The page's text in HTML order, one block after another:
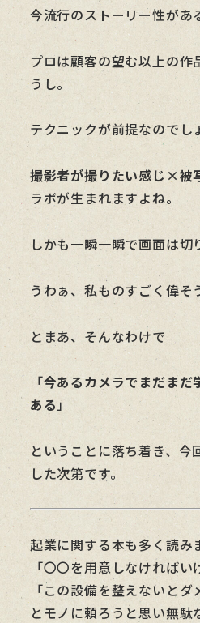
今流行のストーリー性があ
プロは顧客の望む以上の作
うし。
テクニックが前提なのでし
撮影者が撮りたい感じ×被
ラボが生まれますよね。
しかも一瞬一瞬で画面は切
うわぁ、私ものすごく偉そ
とまあ、そんなわけで
「今あるカメラでまだまだ
ある」
ということに落ち着き、今
した次第です。
起業に関する本も多く読み
「〇〇を用意しなければい
「この設備を整えないとダ
とモノに頼ろうと思い無駄